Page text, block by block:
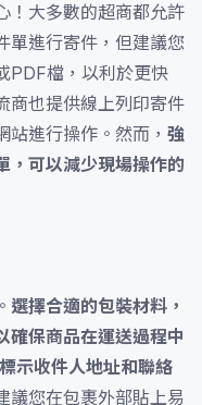
！大多數的超商都允許
單進行寄件，但建議您
PDF檔，以利於更快
商也提供線上列印寄件
進行操作。然而， 強
，可以減少現場操作的
選擇合適的包裝材料，
確保商品在運送過程中
示收件人地址和聯絡
議您在包裹外部貼上易